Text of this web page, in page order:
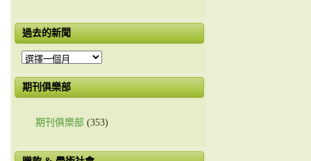
過去的新聞
過
的
新
期刊俱樂部
期刊俱樂部 (353)